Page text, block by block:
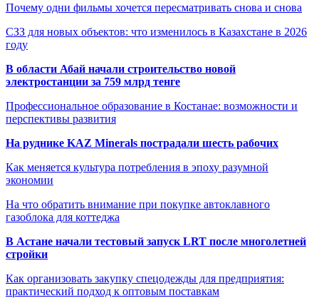
Почему одни фильмы хочется пересматривать снова и снова
СЗЗ для новых объектов: что изменилось в Казахстане в 2026
году
В области Абай начали строительство новой
электростанции за 759 млрд тенге
Профессиональное образование в Костанае: возможности и
перспективы развития
На руднике KAZ Minerals пострадали шесть рабочих
Как меняется культура потребления в эпоху разумной
экономии
На что обратить внимание при покупке автоклавного
газоблока для коттеджа
В Астане начали тестовый запуск LRT после многолетней
стройки
Как организовать закупку спецодежды для предприятия:
практический подход к оптовым поставкам